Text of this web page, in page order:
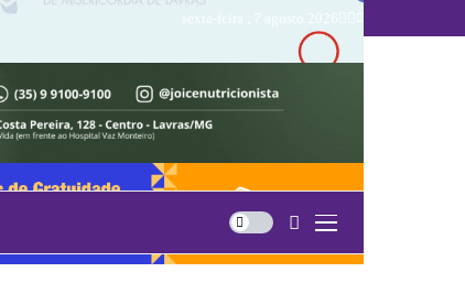
sexta-feira , 7 agosto 2026